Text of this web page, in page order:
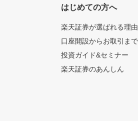
はじめての方へ
楽天証券が選ばれる理由
口座開設からお取引ま
投資ガイド&セミナー
楽天証券のあんしん